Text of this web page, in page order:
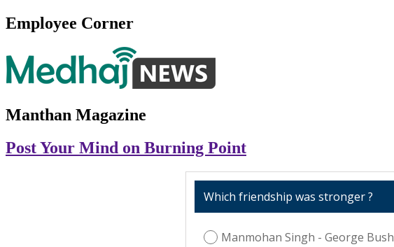
Employee Corner
Manthan Magazine
Post Your Mind on Burning Point
Which friendship was stronger ?
Manmohan Singh - George Bush